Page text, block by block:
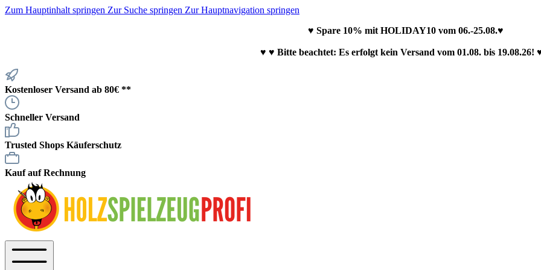
Zum Hauptinhalt springen Zur Suche springen Zur Hauptnavigation springen
♥ Spare 10% mit HOLIDAY10 vom 06.-25.08.♥
♥ ♥ Bitte beachtet: Es erfolgt kein Versand vom 01.08. bis 19.08.26!
Kostenloser Versand ab 80€ **
Schneller Versand
Trusted Shops Käuferschutz
Kauf auf Rechnung